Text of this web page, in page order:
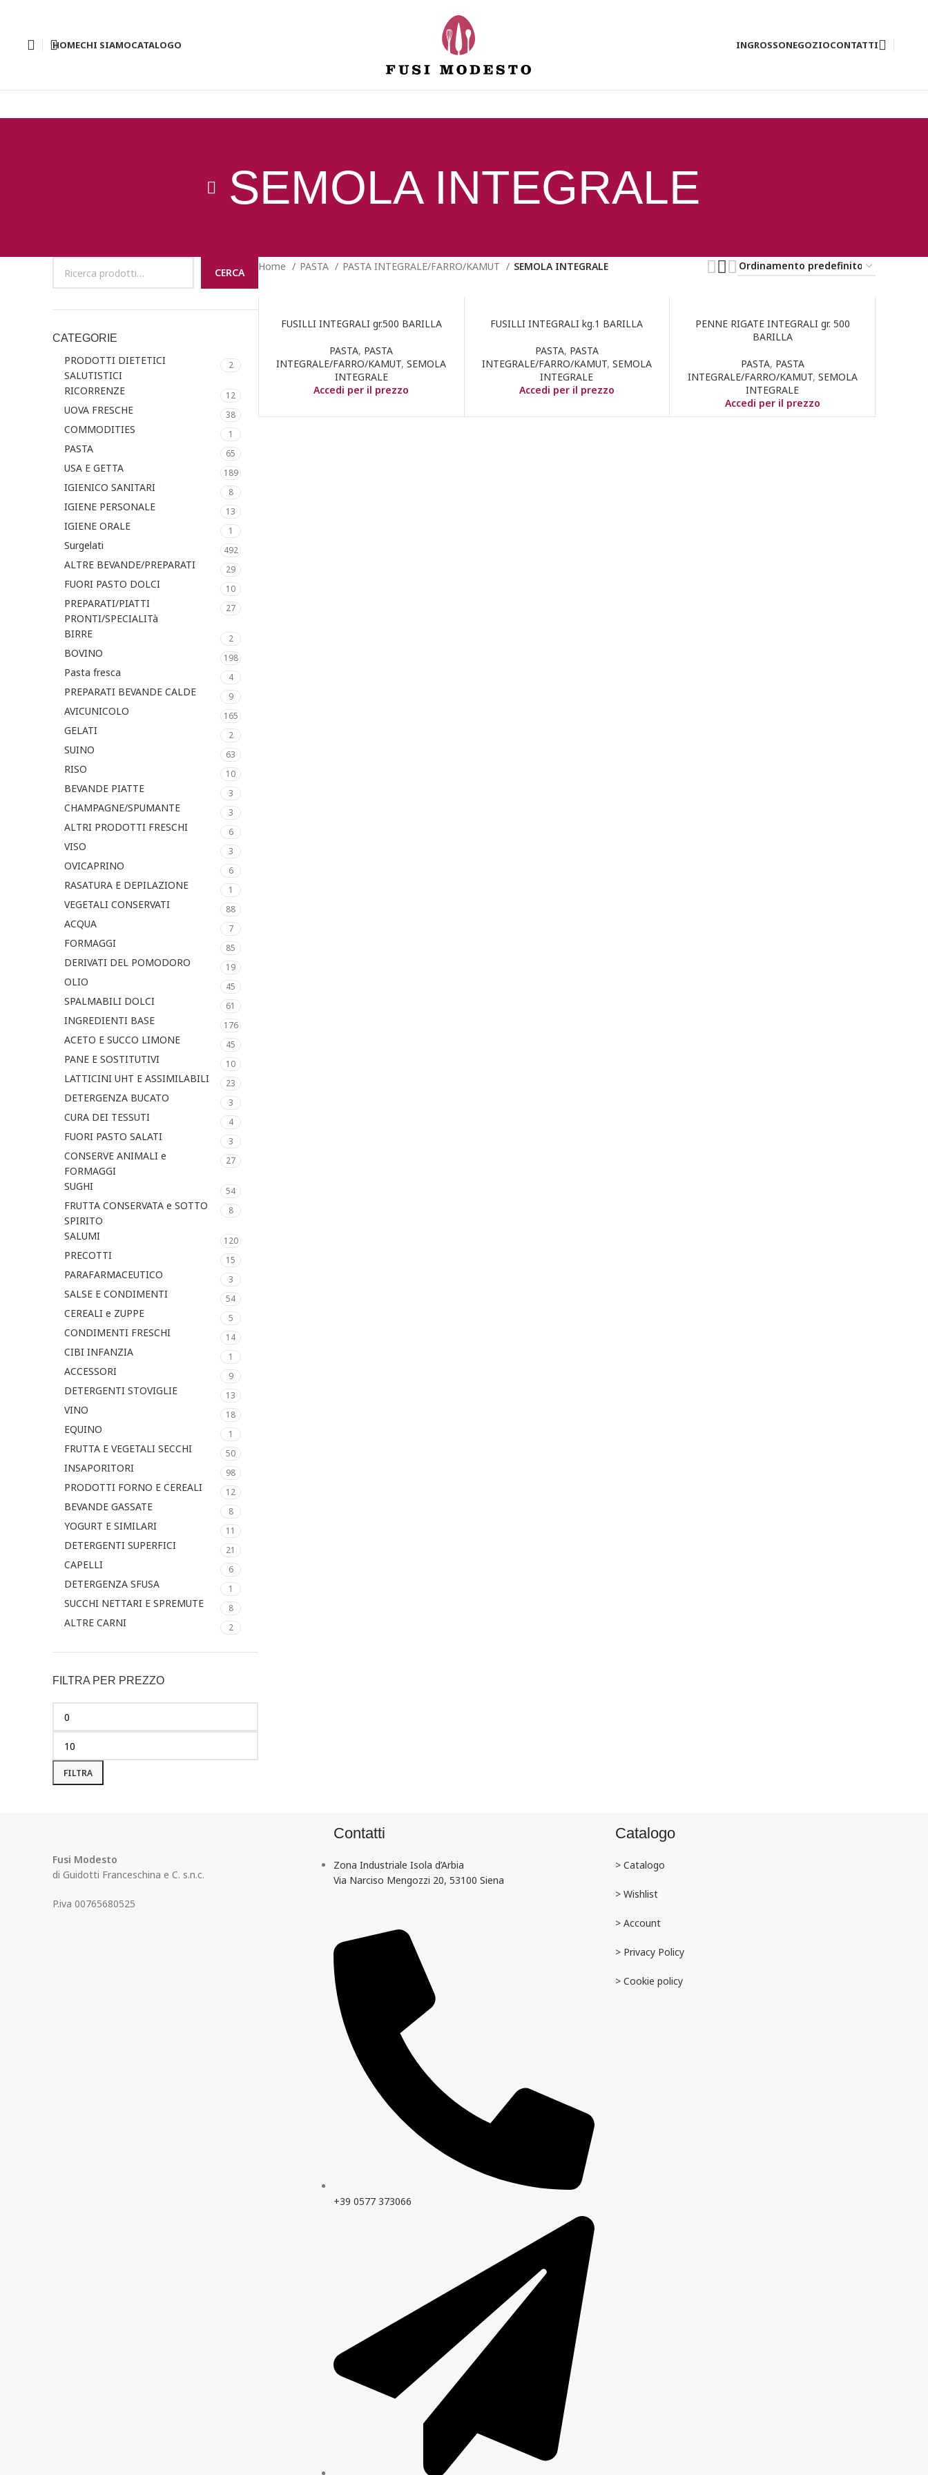
HOMECHI SIAMOCATALOGO INGROSSONEGOZIOCONTATTI
SEMOLA INTEGRALE
CERCA
CATEGORIE
PRODOTTI DIETETICI
SALUTISTICI
2
RICORRENZE 12
UOVA FRESCHE 38
COMMODITIES 1
PASTA 65
USA E GETTA 189
IGIENICO SANITARI 8
IGIENE PERSONALE 13
IGIENE ORALE 1
Surgelati 492
ALTRE BEVANDE/PREPARATI 29
FUORI PASTO DOLCI 10
PREPARATI/PIATTI
PRONTI/SPECIALITà
27
BIRRE 2
BOVINO 198
Pasta fresca 4
PREPARATI BEVANDE CALDE 9
AVICUNICOLO 165
GELATI 2
SUINO 63
RISO 10
BEVANDE PIATTE 3
CHAMPAGNE/SPUMANTE 3
ALTRI PRODOTTI FRESCHI 6
VISO 3
OVICAPRINO 6
RASATURA E DEPILAZIONE 1
VEGETALI CONSERVATI 88
ACQUA 7
FORMAGGI 85
DERIVATI DEL POMODORO 19
OLIO 45
SPALMABILI DOLCI 61
INGREDIENTI BASE 176
ACETO E SUCCO LIMONE 45
PANE E SOSTITUTIVI 10
LATTICINI UHT E ASSIMILABILI 23
DETERGENZA BUCATO 3
CURA DEI TESSUTI 4
FUORI PASTO SALATI 3
CONSERVE ANIMALI e
FORMAGGI
27
SUGHI 54
FRUTTA CONSERVATA e SOTTO
SPIRITO
8
SALUMI 120
PRECOTTI 15
PARAFARMACEUTICO 3
SALSE E CONDIMENTI 54
CEREALI e ZUPPE 5
CONDIMENTI FRESCHI 14
CIBI INFANZIA 1
ACCESSORI 9
DETERGENTI STOVIGLIE 13
VINO 18
EQUINO 1
FRUTTA E VEGETALI SECCHI 50
INSAPORITORI 98
PRODOTTI FORNO E CEREALI 12
BEVANDE GASSATE 8
YOGURT E SIMILARI 11
DETERGENTI SUPERFICI 21
CAPELLI 6
DETERGENZA SFUSA 1
SUCCHI NETTARI E SPREMUTE 8
ALTRE CARNI 2
FILTRA PER PREZZO
FILTRA
Home PASTA PASTA INTEGRALE/FARRO/KAMUT SEMOLA INTEGRALE
FUSILLI INTEGRALI gr.500 BARILLA
PASTA, PASTA
INTEGRALE/FARRO/KAMUT,SEMOLA
INTEGRALE
Accedi per il prezzo
FUSILLI INTEGRALI kg.1 BARILLA
PASTA, PASTA
INTEGRALE/FARRO/KAMUT, SEMOLA
INTEGRALE
Accedi per il prezzo
PENNE RIGATE INTEGRALI gr. 500
BARILLA
PASTA, PASTA
INTEGRALE/FARRO/KAMUT, SEMOLA
INTEGRALE
Accedi per il prezzo
Fusi Modesto
di Guidotti Franceschina e C. s.n.c.
P.iva 00765680525
Contatti
Zona Industriale Isola d’Arbia
Via Narciso Mengozzi 20, 53100 Siena
+39 0577 373066
Catalogo
> Catalogo
> Wishlist
> Account
> Privacy Policy
> Cookie policy